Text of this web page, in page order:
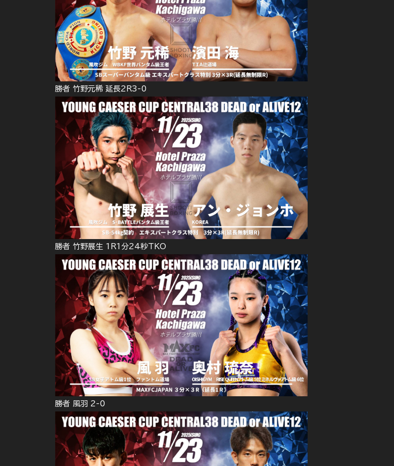
勝者 竹野元稀 延長2R3-0
勝者 竹野展生 1R1分24秒TKO
勝者 風羽 2-0